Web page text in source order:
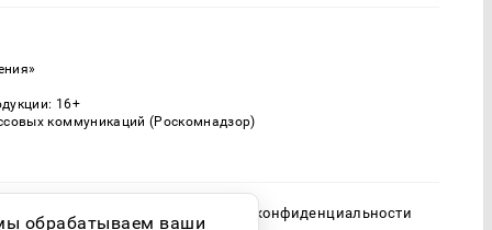
16+
коммуникаций (Роскомнадзор)
Политика конфиденциальности
обрабатываем ваши